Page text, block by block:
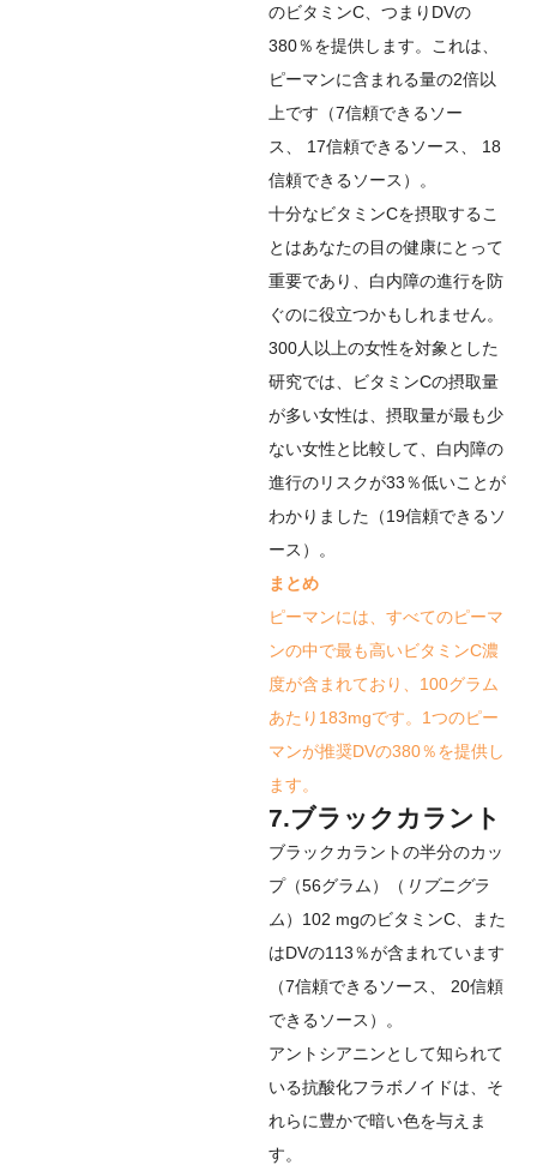
のビタミンC、つまりDVの
380％を提供します。これは、
ピーマンに含まれる量の2倍以
上です（7信頼できるソー
ス
17信頼できるソース
18
信頼できるソース ）。
十分なビタミンCを摂取するこ
とはあなたの目の健康にとって
重要であり、白内障の進行を防
ぐのに役立つかもしれません。
300人以上の女性を対象とした
研究では、ビタミンCの摂取量
が多い女性は、摂取量が最も少
ない女性と比較して、白内障の
進行のリスクが33％低いことが
わかりました（19信頼できるソ
ース ）。
まとめ
ピーマンには、すべてのピーマ
ンの中で最も高いビタミンC濃
度が含まれており、100グラム
あたり183mgです。1つのピー
マンが推奨DVの380％を提供し
ます。
7.ブラックカラント
ブラックカラントの半分のカッ
プ（56グラム）（ リブニグラ
ム）102 mgのビタミンC、また
はDVの113％が含まれています
（7信頼できるソース 20信頼
できるソース ）。
アントシアニンとして知られて
いる抗酸化フラボノイドは、そ
れらに豊かで暗い色を与えま
す。